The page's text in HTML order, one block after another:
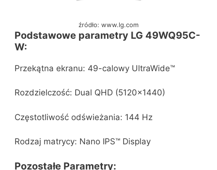
źródło: www.lg.com
Podstawowe parametry LG 49WQ95C-
W:
Przekątna ekranu: 49-calowy UltraWide™
Rozdzielczość: Dual QHD (5120×1440)
Częstotliwość odświeżania: 144 Hz
Rodzaj matrycy: Nano IPS™ Display
Pozostałe Parametry: